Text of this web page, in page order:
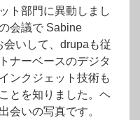
ト部門に異動しまし
会議で Sabine
いして、drupaも従
ナーベースのデジタ
ンクジェット技術も
とを知りました。ヘ
会いの写真です。